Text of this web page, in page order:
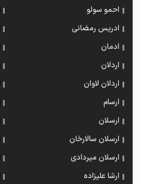
احمو سولو
ادریس رمضانی
ادمان
اردلان
اردلان لاوان
ارسام
ارسلان
ارسلان سالارخان
ارسلان میردادی
ارشا علیزاده